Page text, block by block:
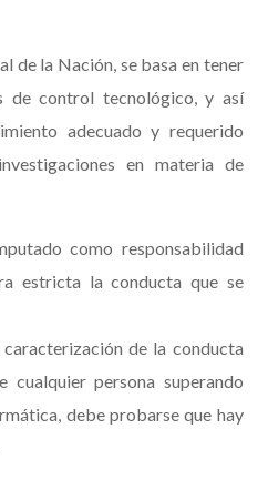
de la Nación, se basa en tener
de control tecnológico, y así
adecuado y requerido
en materia de
como responsabilidad
estricta la conducta que se
de la conducta
cualquier persona superando
debe probarse que hay